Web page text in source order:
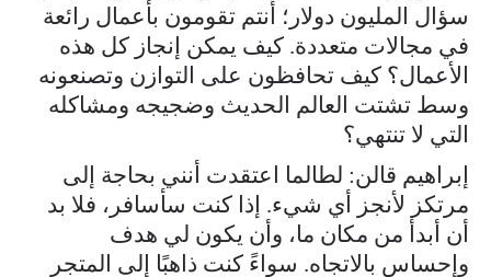
سؤال المليون دولار؛ أنتم تقومون بأعمال رائعة
في مجالات متعددة. كيف يمكن إنجاز كل هذه
الأعمال؟ كيف تحافظون على التوازن وتصنعونه
وسط تشتت العالم الحديث وضجيجه ومشاكله
التي لا تنتهي؟
إبراهيم قالن: لطالما اعتقدت أنني بحاجة إلى
مرتكز لأنجز أي شيء. إذا كنت سأسافر، فلا بد
أن أبدأ من مكان ما، وأن يكون لي هدف
وإحساس بالاتجاه. سواءً كنت ذاهبًا إلى المتجر